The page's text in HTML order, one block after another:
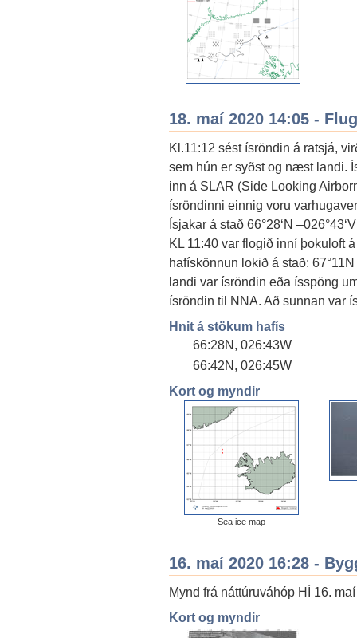
18. maí 2020 14:05 -
Kl.11:12 sést ísröndin á ratsjá,
sem hún er syðst og næst landi.
inn á SLAR (Side Looking
ísröndinni einnig voru
Ísjakar á stað 66°28‘N
KL 11:40 var flogið inní þokuloft
hafískönnun lokið á stað:
landi var ísröndin eða ísspöng
ísröndin til NNA. Að sunnan var
Hnit á stökum hafís
66:28N, 026:43W
66:42N, 026:45W
Kort og myndir
Sea ice map
16. maí 2020 16:28 -
Mynd frá náttúruváhóp HÍ 16.
Kort og myndir